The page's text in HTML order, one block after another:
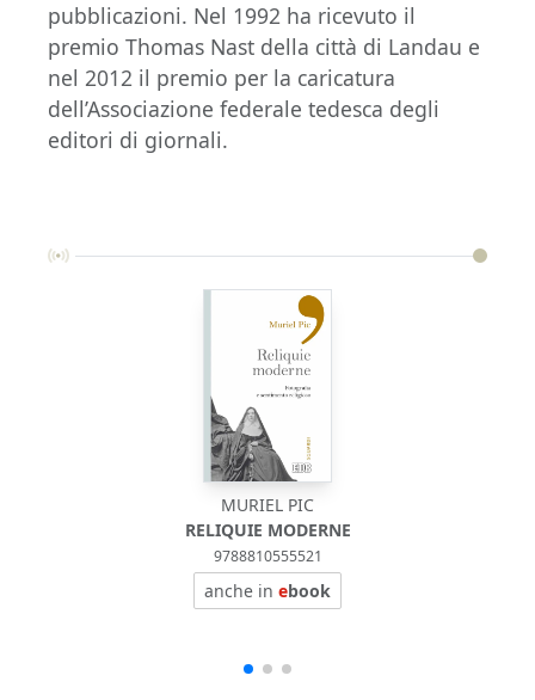
pubblicazioni. Nel 1992 ha ricevuto il
premio Thomas Nast della città di Landau e
nel 2012 il premio per la caricatura
dell’Associazione federale tedesca degli
editori di giornali.
MURIEL PIC
RELIQUIE MODERNE
9788810555521
anche in ebook